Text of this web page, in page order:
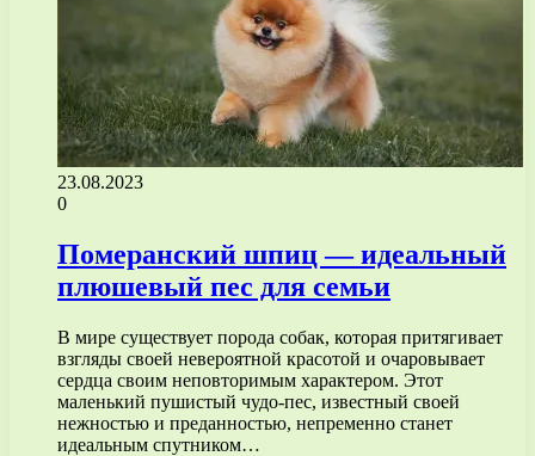
23.08.2023
0
Померанский шпиц — идеальный
плюшевый пес для семьи
В мире существует порода собак, которая притягивает
взгляды своей невероятной красотой и очаровывает
сердца своим неповторимым характером. Этот
маленький пушистый чудо-пес, известный своей
нежностью и преданностью, непременно станет
идеальным спутником…